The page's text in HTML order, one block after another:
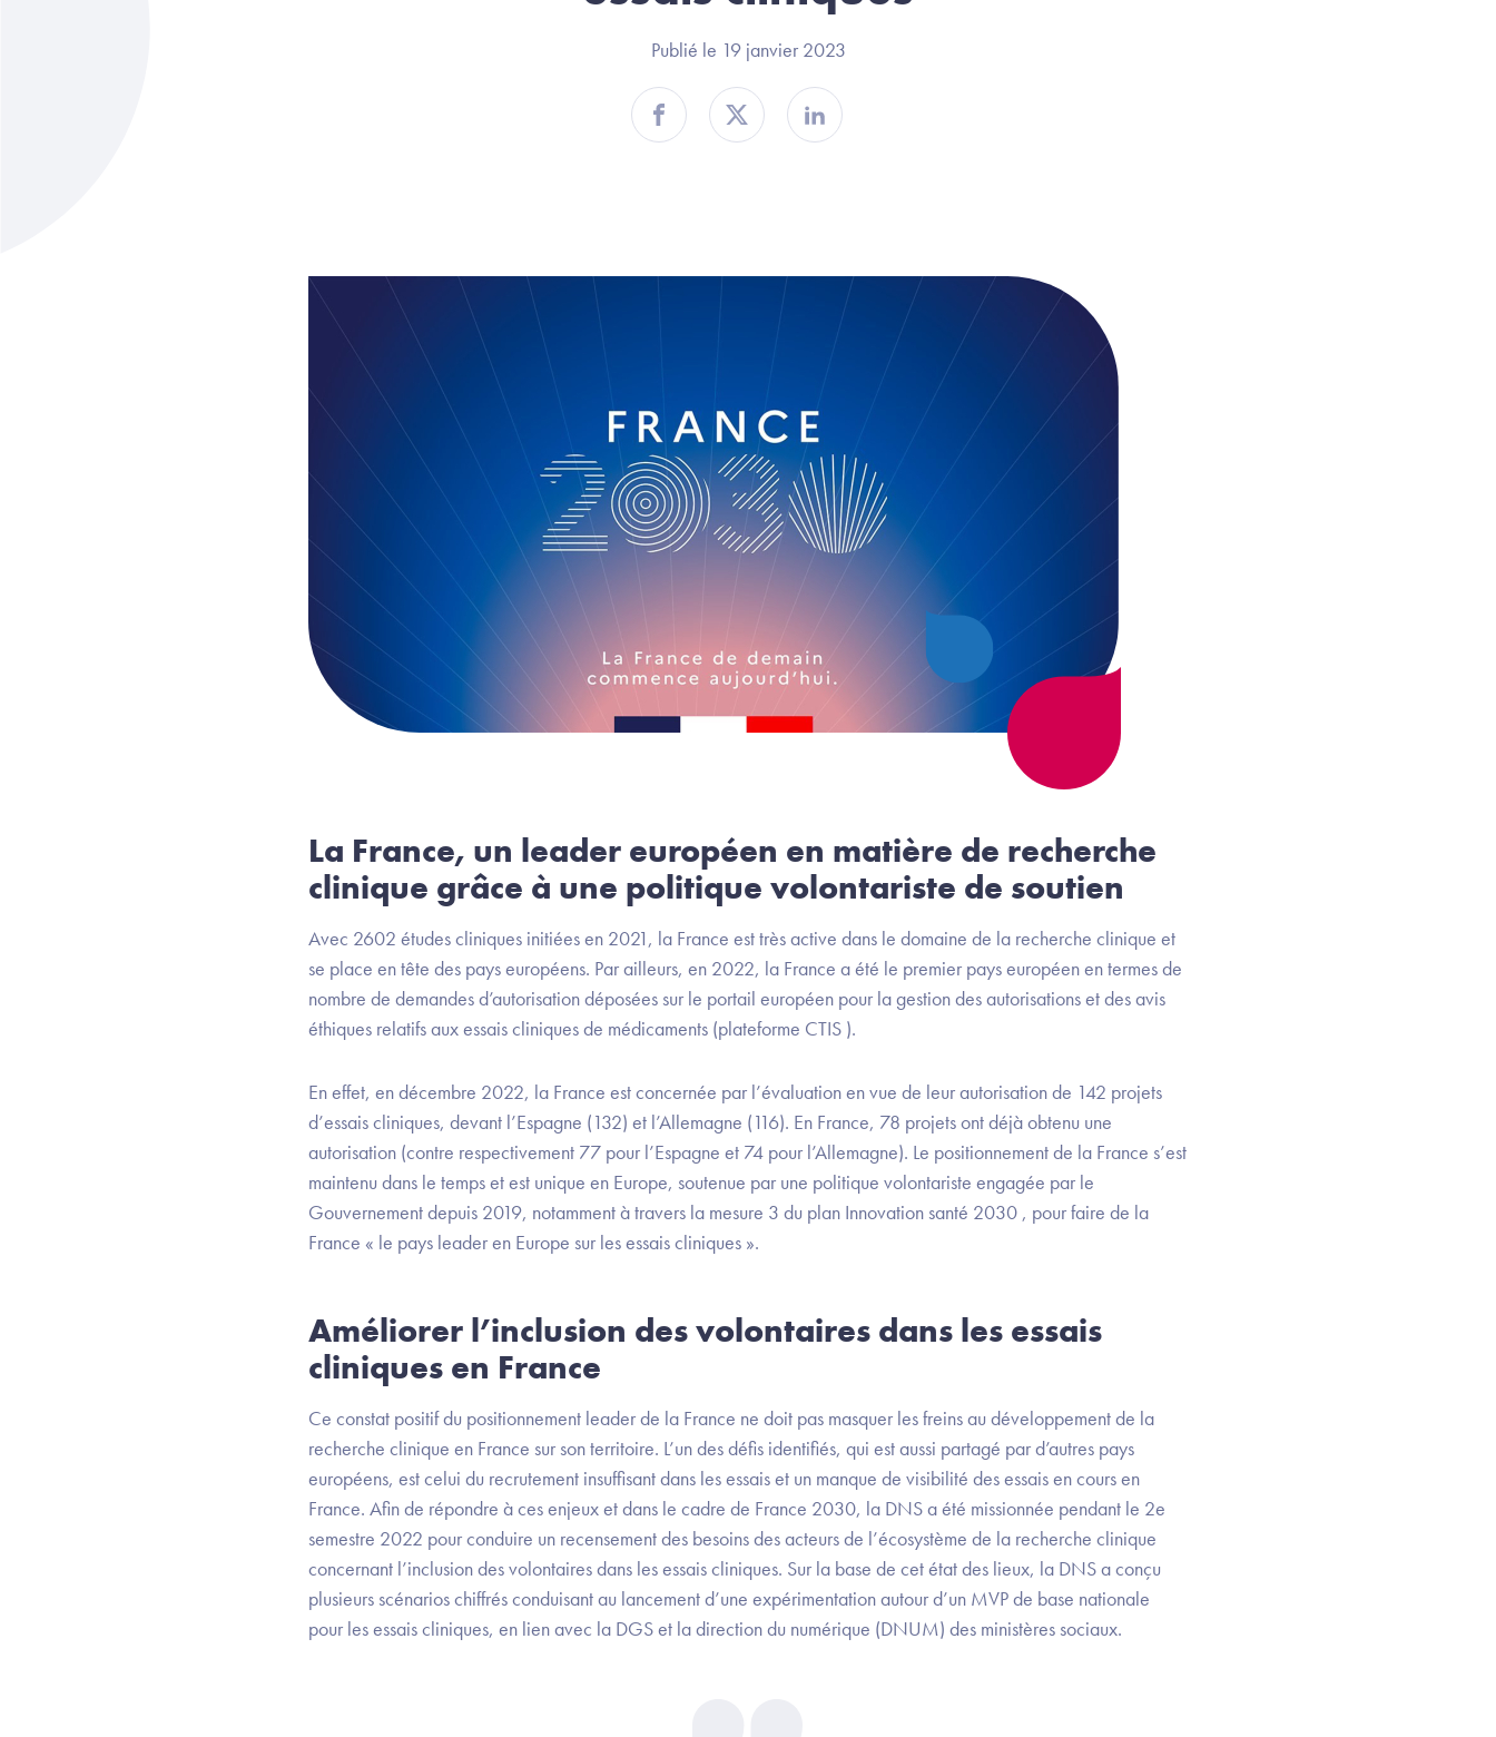
Publié le 19 janvier 2023
Partager sur Facebook
Partager sur TwitterPartager sur Linkedin
La France, un leader européen en matière de recherche
clinique grâce à une politique volontariste de soutien
Avec 2602 études cliniques initiées en 2021, la France est très active dans le domaine de la recherche clinique et
se place en tête des pays européens. Par ailleurs, en 2022, la France a été le premier pays européen en termes de
nombre de demandes d’autorisation déposées sur le portail européen pour la gestion des autorisations et des avis
éthiques relatifs aux essais cliniques de médicaments (plateforme CTIS ).
En effet, en décembre 2022, la France est concernée par l’évaluation en vue de leur autorisation de 142 projets
d’essais cliniques, devant l’Espagne (132) et l’Allemagne (116). En France, 78 projets ont déjà obtenu une
autorisation (contre respectivement 77 pour l’Espagne et 74 pour l’Allemagne). Le positionnement de la France s’est
maintenu dans le temps et est unique en Europe, soutenue par une politique volontariste engagée par le
Gouvernement depuis 2019, notamment à travers la mesure 3 du plan Innovation santé 2030 , pour faire de la
France « le pays leader en Europe sur les essais cliniques ».
Améliorer l’inclusion des volontaires dans les essais
cliniques en France
Ce constat positif du positionnement leader de la France ne doit pas masquer les freins au développement de la
recherche clinique en France sur son territoire. L’un des défis identifiés, qui est aussi partagé par d’autres pays
européens, est celui du recrutement insuffisant dans les essais et un manque de visibilité des essais en cours en
France. Afin de répondre à ces enjeux et dans le cadre de France 2030, la DNS a été missionnée pendant le 2e
semestre 2022 pour conduire un recensement des besoins des acteurs de l’écosystème de la recherche clinique
concernant l’inclusion des volontaires dans les essais cliniques. Sur la base de cet état des lieux, la DNS a conçu
plusieurs scénarios chiffrés conduisant au lancement d’une expérimentation autour d’un MVP de base nationale
pour les essais cliniques, en lien avec la DGS et la direction du numérique (DNUM) des ministères sociaux.